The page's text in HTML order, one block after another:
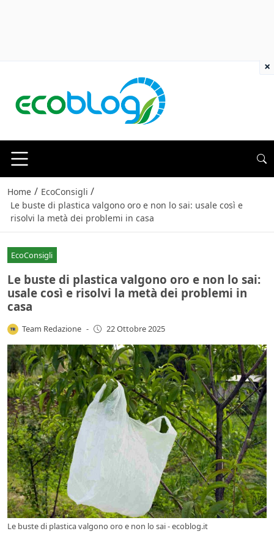
Home / EcoConsigli /
Le buste di plastica valgono oro e non lo sai: usale così e
risolvi la metà dei problemi in casa
EcoConsigli
Le buste di plastica valgono oro e non lo sai:
usale così e risolvi la metà dei problemi in
casa
Team Redazione - 22 Ottobre 2025
Le buste di plastica valgono oro e non lo sai - ecoblog.it
×